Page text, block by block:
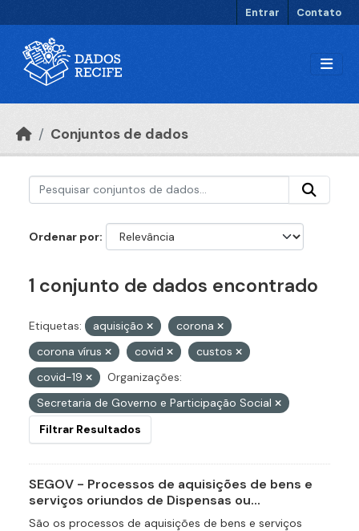
Entrar Contato
Conjuntos de dados
Ordenar por
1 conjunto de dados encontrado
Etiquetas: aquisição
corona
corona vírus
covid
custos
covid-19
Organizações:
Secretaria de Governo e Participação Social
Filtrar Resultados
SEGOV - Processos de aquisições de bens e
serviços oriundos de Dispensas ou...
São os processos de aquisições de bens e serviços